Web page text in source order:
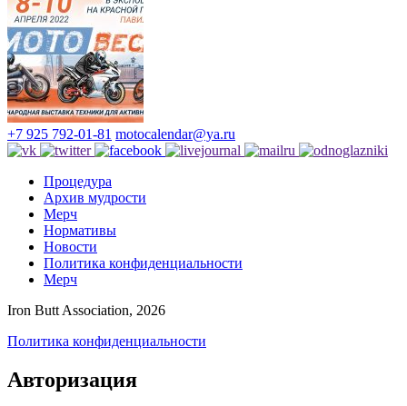
+7 925 792-01-81 motocalendar@ya.ru
Процедура
Архив мудрости
Мерч
Нормативы
Новости
Политика конфиденциальности
Мерч
Iron Butt Association, 2026
Политика конфиденциальности
Авторизация